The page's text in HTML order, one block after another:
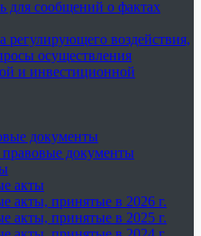
для сообщений о фактах
регулирующего воздействия,
осуществления
и инвестиционной
документы
документы
акты
акты, принятые в 2026 г.
акты, принятые в 2025 г.